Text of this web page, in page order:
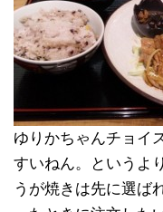
ゆりかちゃんチョイ
すいねん。というよ
うが焼きは先に選ば